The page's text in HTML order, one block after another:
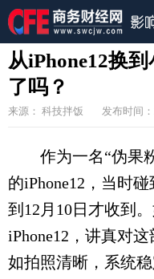
从iPhone12换
了吗？
来源： 科技拌饭 发布时间
作为一名“伪果粉
的iPhone12，当时
到12月10日才收到
iPhone12，讲真对
如拍照清晰，系统